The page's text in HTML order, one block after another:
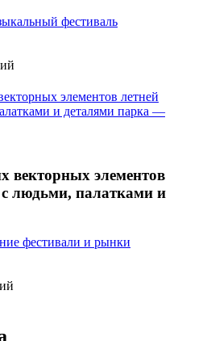
фестиваль
векторных элементов
людьми, палатками и
фестивали и рынки